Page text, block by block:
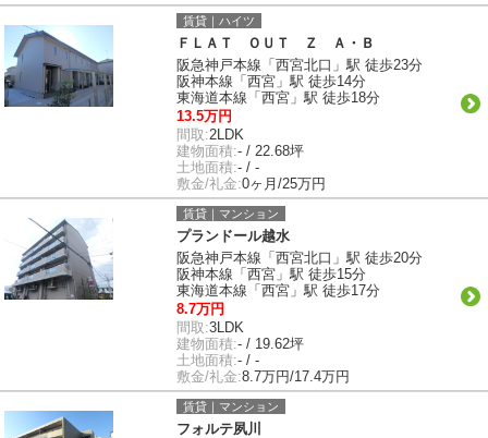
賃貸｜ハイツ
ＦＬＡＴ ＯＵＴ Ｚ Ａ・Ｂ
阪急神戸本線「西宮北口」駅 徒歩23分
阪神本線「西宮」駅 徒歩14分
東海道本線「西宮」駅 徒歩18分
13.5万円
間取:2LDK
建物面積:- / 22.68坪
土地面積:- / -
敷金/礼金:0ヶ月/25万円
賃貸｜マンション
プランドール越水
阪急神戸本線「西宮北口」駅 徒歩20分
阪神本線「西宮」駅 徒歩15分
東海道本線「西宮」駅 徒歩17分
8.7万円
間取:3LDK
建物面積:- / 19.62坪
土地面積:- / -
敷金/礼金:8.7万円/17.4万円
賃貸｜マンション
フォルテ夙川